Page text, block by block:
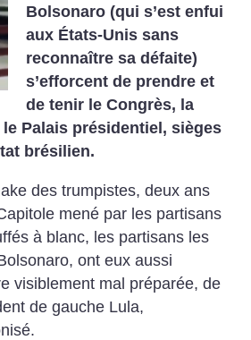
Bolsonaro (qui s’est enfui
aux États-Unis sans
reconnaître sa défaite)
s’efforcent de prendre et
de tenir le Congrès, la
Palais présidentiel, sièges
brésilien.
des trumpistes, deux ans
mené par les partisans
à blanc, les partisans les
ont eux aussi
visiblement mal préparée, de
de gauche Lula,